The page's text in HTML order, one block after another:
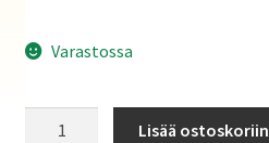
Varastossa
Lisää ostoskoriin